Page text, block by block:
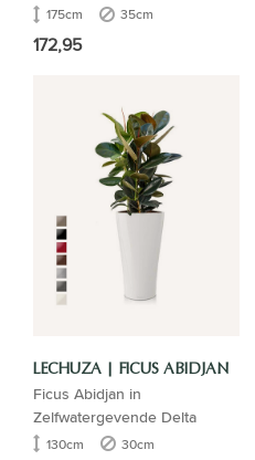
175cm 35cm
172,95
LECHUZA | FICUS ABIDJAN
Ficus Abidjan in
Zelfwatergevende Delta
130cm 30cm